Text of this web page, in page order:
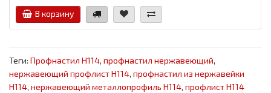
В корзину
Теги: Профнастил Н114, профнастил нержавеющий,
нержавеющий профлист Н114, профнастил из нержавейки
Н114, нержавеющий металлопрофиль Н114, профлист Н114